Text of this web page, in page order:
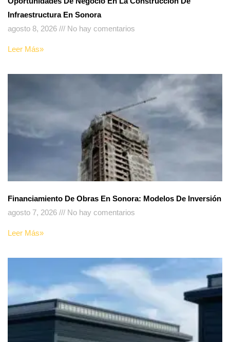
Infraestructura En Sonora
agosto 8, 2026
No hay comentarios
Leer Más»
Financiamiento De Obras En Sonora: Modelos De Inversión
agosto 7, 2026
No hay comentarios
Leer Más»